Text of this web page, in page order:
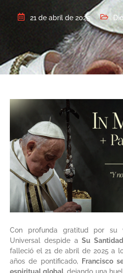
21 de abril de 2025
Con profunda gratitud por su
Universal despide aSu
falleció el 21 de abril de 2025 a
años de pontificado,
Francisco